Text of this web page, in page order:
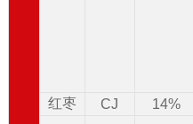
红枣 CJ 14%